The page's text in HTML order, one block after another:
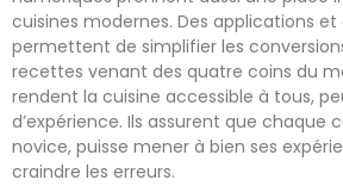
cuisines modernes. Des applications et
permettent de simplifier les
recettes venant des quatre coins du
rendent la cuisine accessible à tous,
d’expérience. Ils assurent que chaque
novice, puisse mener à bien ses
craindre les erreurs.